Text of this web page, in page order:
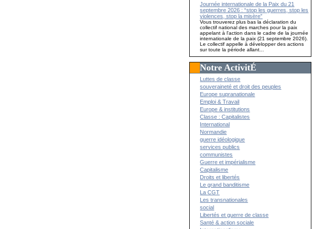
Journée internationale de la Paix du 21
septembre 2026 : “stop les guerres, stop les
violences, stop la misère”
Vous trouverez plus bas la déclaration du
collectif national des marches pour la paix
appelant à l'action dans le cadre de la journée
internationale de la paix (21 septembre 2026).
Le collectif appelle à développer des actions
sur toute la période allant...
Notre ActivitÉ
Luttes de classe
souveraineté et droit des peuples
Europe supranationale
Emploi & Travail
Europe & institutions
Classe : Capitalistes
International
Normandie
guerre idéologique
services publics
communistes
Guerre et impérialisme
Capitalisme
Droits et libertés
Le grand banditisme
La CGT
Les transnationales
social
Libertés et guerre de classe
Santé & action sociale